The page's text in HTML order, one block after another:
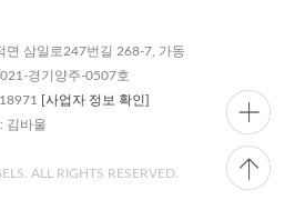
면 삼일로247번길 268-7, 가동
경기양주-0507호
[사업자 정보 확인]
김바울
ALL RIGHTS RESERVED.